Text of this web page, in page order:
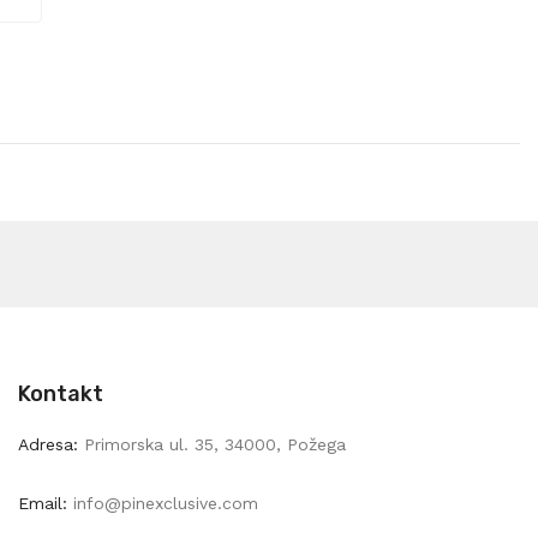
Kontakt
Adresa: Primorska ul. 35, 34000, Požega
Email: info@pinexclusive.com